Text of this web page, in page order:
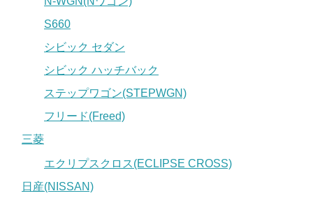
S660
シビック セダン
シビック ハッチバック
ステップワゴン(STEPWGN)
フリード(Freed)
三菱
エクリプスクロス(ECLIPSE CROSS)
日産(NISSAN)